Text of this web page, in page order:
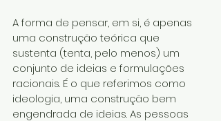
A forma de pensar, em si, é apenas
uma construção teórica que
sustenta (tenta, pelo menos) um
conjunto de ideias e formulações
racionais. É o que referimos como
ideologia, uma construção bem
engendrada de ideias. As pessoas